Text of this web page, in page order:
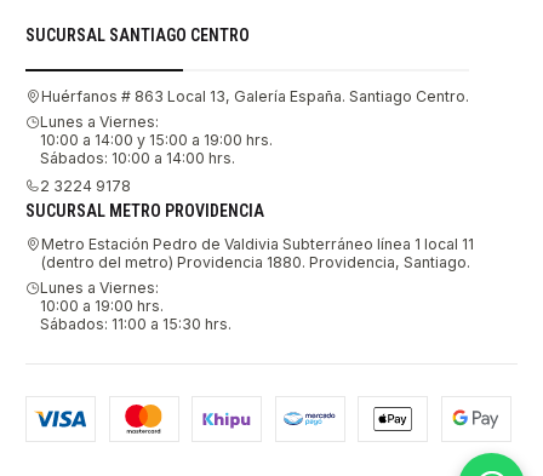
SUCURSAL SANTIAGO CENTRO
Huérfanos # 863 Local 13, Galería España. Santiago Centro.
Lunes a Viernes:
10:00 a 14:00 y 15:00 a 19:00 hrs.
Sábados: 10:00 a 14:00 hrs.
2 3224 9178
SUCURSAL METRO PROVIDENCIA
Metro Estación Pedro de Valdivia Subterráneo línea 1 local 11
(dentro del metro) Providencia 1880. Providencia, Santiago.
Lunes a Viernes:
10:00 a 19:00 hrs.
Sábados: 11:00 a 15:30 hrs.